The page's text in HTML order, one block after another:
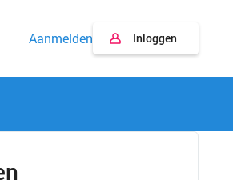
Aanmelden Inloggen